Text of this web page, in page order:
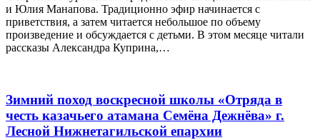
и Юлия Манапова. Традиционно эфир начинается с
приветствия, а затем читается небольшое по объему
произведение и обсуждается с детьми. В этом месяце читали
рассказы Александра Куприна,…
Зимний поход воскресной школы «Отряда в
честь казачьего атамана Семёна Дежнёва» г.
Лесной Нижнетагильской епархии